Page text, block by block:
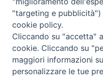
Copyright © 2019
Trentina Editrice
Privacy Policy
"targeting e
cookie policy.
Cliccando su "accetta"
cookie. Cliccando su
maggiori informazioni
personalizzare le tue